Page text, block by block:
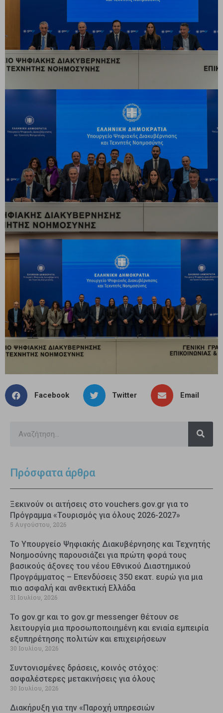
Facebook Twitter Email
Πρόσφατα άρθρα
Ξεκινούν οι αιτήσεις στο vouchers.gov.gr για το
Πρόγραμμα «Τουρισμός για όλους 2026-2027»
5 Αυγούστου, 2026
Το Υπουργείο Ψηφιακής Διακυβέρνησης και Τεχνητής
Νοημοσύνης παρουσιάζει για πρώτη φορά τους
βασικούς άξονες του νέου Εθνικού Διαστημικού
Προγράμματος – Επενδύσεις 350 εκατ. ευρώ για μια
πιο ασφαλή και ανθεκτική Ελλάδα
31 Ιουλίου, 2026
Το gov.gr και το gov.gr messenger θέτουν σε
λειτουργία μια προσωποποιημένη και ενιαία εμπειρία
εξυπηρέτησης πολιτών και επιχειρήσεων
30 Ιουλίου, 2026
Συντονισμένες δράσεις, κοινός στόχος:
ασφαλέστερες μετακινήσεις για όλους
30 Ιουλίου, 2026
Διακήρυξη για την «Παροχή υπηρεσιών